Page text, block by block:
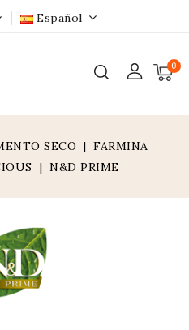
Español
0
SECO
FARMINA
N&D PRIME